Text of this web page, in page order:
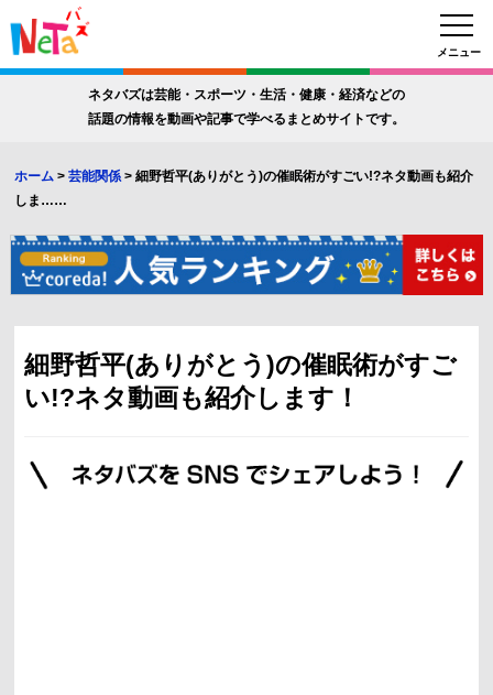
メニュー
ネタバズは芸能・スポーツ・生活・健康・経済などの
話題の情報を動画や記事で学べるまとめサイトです。
ホーム >芸能関係 >細野哲平(ありがとう)の催眠術がすごい!?ネタ動画も紹介
しま……
細野哲平(ありがとう)の催眠術がすご
い!?ネタ動画も紹介します！